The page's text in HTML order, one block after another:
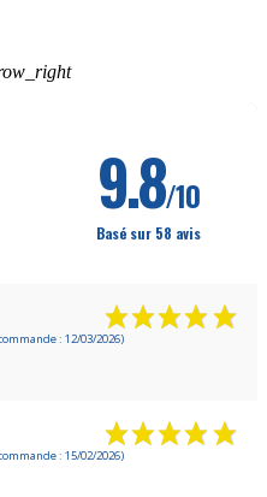
9.8/10
Basé sur 58 avis
: 12/03/2026)
: 15/02/2026)